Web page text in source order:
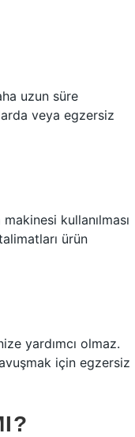
uzun süre
veya egzersiz
kullanılması
ürün
yardımcı olmaz.
için egzersiz